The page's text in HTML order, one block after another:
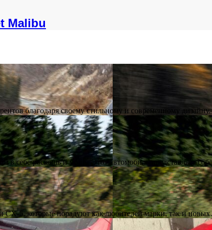
Malibu
благодаря своему стильному и современному
себе роскошь и мощь. Этот автомобиль представляет
CX-5, которые порадуют как любителей марки, так и